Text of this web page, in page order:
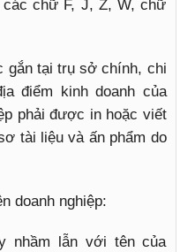
chữ F, J, Z, W, chữ
gắn tại trụ sở chính, chi
điểm kinh doanh của
phải được in hoặc viết
tài liệu và ấn phẩm do
doanh nghiệp:
nhầm lẫn với tên của